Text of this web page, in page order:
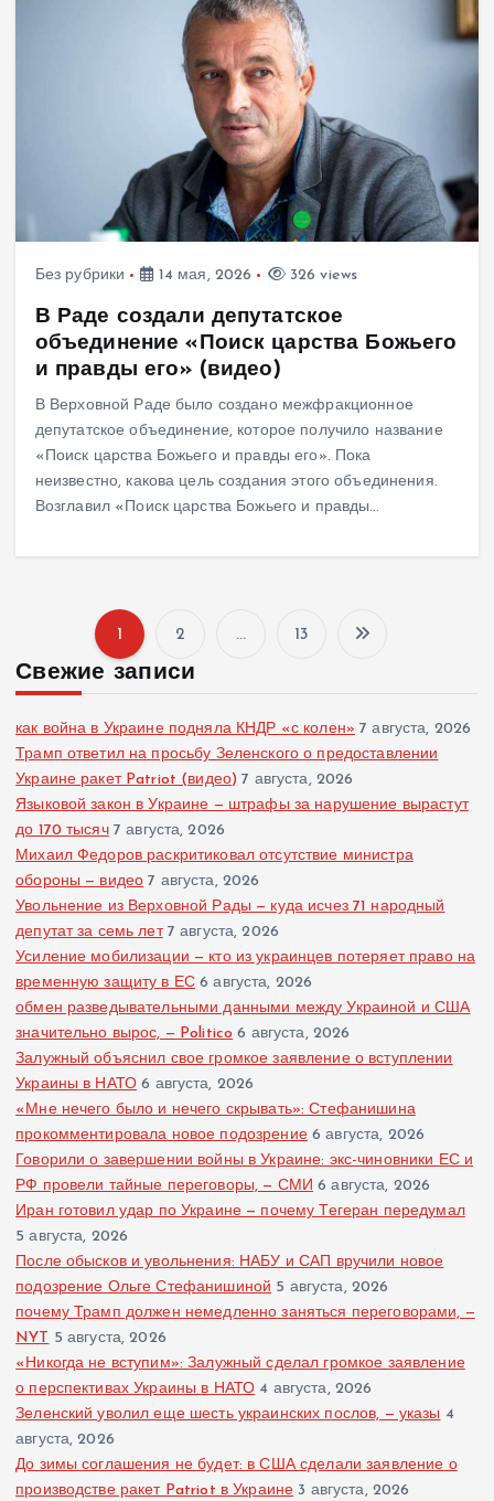
Без рубрики 14 мая, 2026 326 views
В Раде создали депутатское
объединение «Поиск царства Божьего
и правды его» (видео)
В Верховной Раде было создано межфракционное
депутатское объединение, которое получило название
«Поиск царства Божьего и правды его». Пока
неизвестно, какова цель создания этого объединения.
Возглавил «Поиск царства Божьего и правды…
а
г
и
н
а
ц
и
я
з
а
п
и
с
е
й
1 2 … 13
Свежие записи
как война в Украине подняла КНДР «с колен» 7 августа, 2026
Трамп ответил на просьбу Зеленского о предоставлении
Украине ракет Patriot (видео) 7 августа, 2026
Языковой закон в Украине — штрафы за нарушение вырастут
до 170 тысяч 7 августа, 2026
Михаил Федоров раскритиковал отсутствие министра
обороны — видео 7 августа, 2026
Увольнение из Верховной Рады — куда исчез 71 народный
депутат за семь лет 7 августа, 2026
Усиление мобилизации — кто из украинцев потеряет право на
временную защиту в ЕС 6 августа, 2026
обмен разведывательными данными между Украиной и США
значительно вырос, — Politico 6 августа, 2026
Залужный объяснил свое громкое заявление о вступлении
Украины в НАТО 6 августа, 2026
«Мне нечего было и нечего скрывать»: Стефанишина
прокомментировала новое подозрение 6 августа, 2026
Говорили о завершении войны в Украине: экс-чиновники ЕС и
РФ провели тайные переговоры, — СМИ 6 августа, 2026
Иран готовил удар по Украине — почему Тегеран передумал
5 августа, 2026
После обысков и увольнения: НАБУ и САП вручили новое
подозрение Ольге Стефанишиной 5 августа, 2026
почему Трамп должен немедленно заняться переговорами, —
NYT 5 августа, 2026
«Никогда не вступим»: Залужный сделал громкое заявление
о перспективах Украины в НАТО 4 августа, 2026
Зеленский уволил еще шесть украинских послов, — указы 4
августа, 2026
До зимы соглашения не будет: в США сделали заявление о
производстве ракет Patriot в Украине 3 августа, 2026